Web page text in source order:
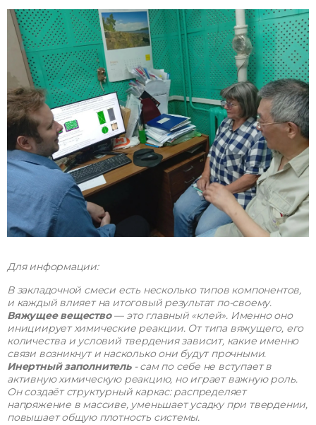
Для информации:
В закладочной смеси есть несколько типов компонентов,
и каждый влияет на итоговый результат по-своему.
Вяжущее вещество— это главный «клей». Именно оно
инициирует химические реакции. От типа вяжущего, его
количества и условий твердения зависит, какие именно
связи возникнут и насколько они будут прочными.
Инертный заполнитель- сам по себе не вступает в
активную химическую реакцию, но играет важную роль.
Он создаёт структурный каркас: распределяет
напряжение в массиве, уменьшает усадку при твердении,
повышает общую плотность системы.